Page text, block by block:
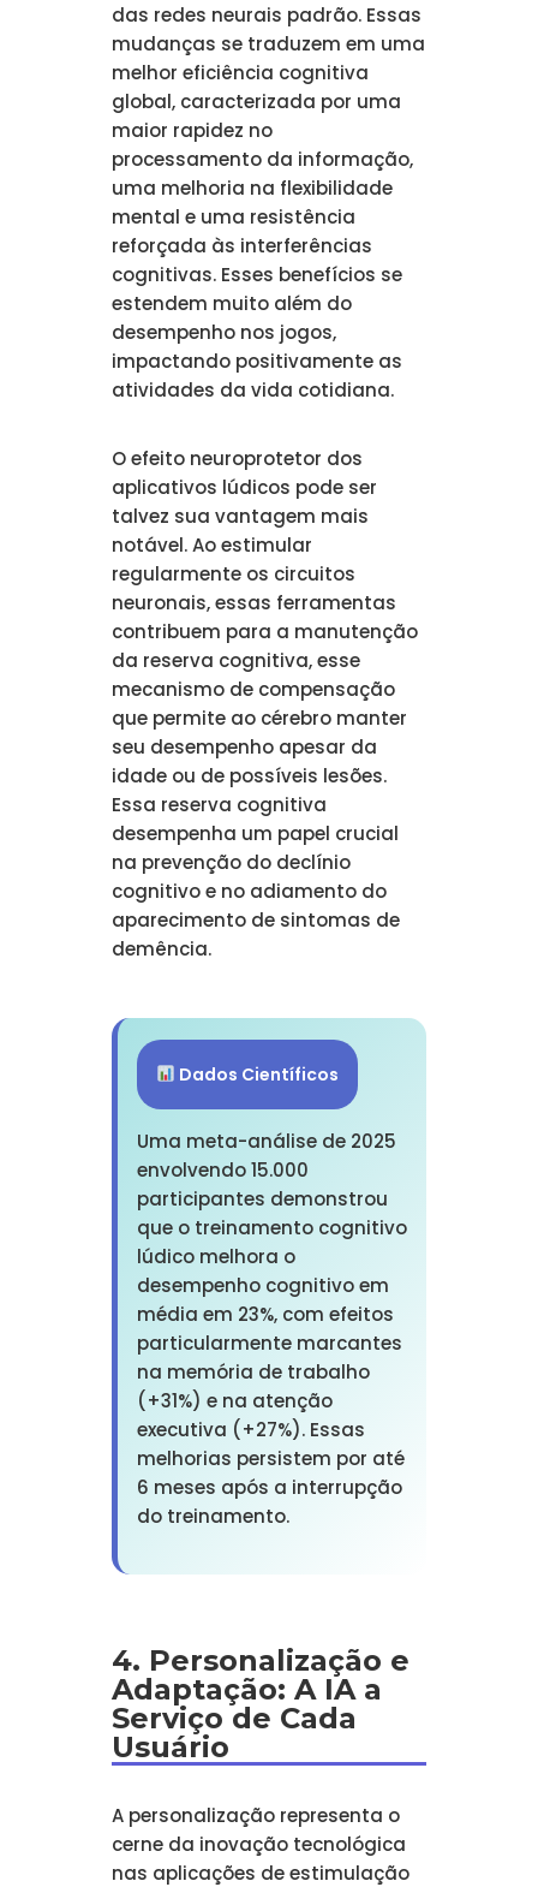
das redes neurais padrão. Essas
mudanças se traduzem em uma
melhor eficiência cognitiva
global, caracterizada por uma
maior rapidez no
processamento da informação,
uma melhoria na flexibilidade
mental e uma resistência
reforçada às interferências
cognitivas. Esses benefícios se
estendem muito além do
desempenho nos jogos,
impactando positivamente as
atividades da vida cotidiana.
O efeito neuroprotetor dos
aplicativos lúdicos pode ser
talvez sua vantagem mais
notável. Ao estimular
regularmente os circuitos
neuronais, essas ferramentas
contribuem para a manutenção
da reserva cognitiva, esse
mecanismo de compensação
que permite ao cérebro manter
seu desempenho apesar da
idade ou de possíveis lesões.
Essa reserva cognitiva
desempenha um papel crucial
na prevenção do declínio
cognitivo e no adiamento do
aparecimento de sintomas de
demência.
Dados Científicos
Uma meta-análise de 2025
envolvendo 15.000
participantes demonstrou
que o treinamento cognitivo
lúdico melhora o
desempenho cognitivo em
média em 23%, com efeitos
particularmente marcantes
na memória de trabalho
(+31%) e na atenção
executiva (+27%). Essas
melhorias persistem por até
6 meses após a interrupção
do treinamento.
4. Personalização e
Adaptação: A IA a
Serviço de Cada
Usuário
A personalização representa o
cerne da inovação tecnológica
nas aplicações de estimulação